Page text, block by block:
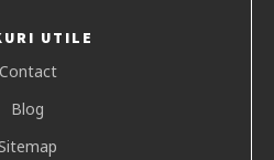
UTILE
Contact
Blog